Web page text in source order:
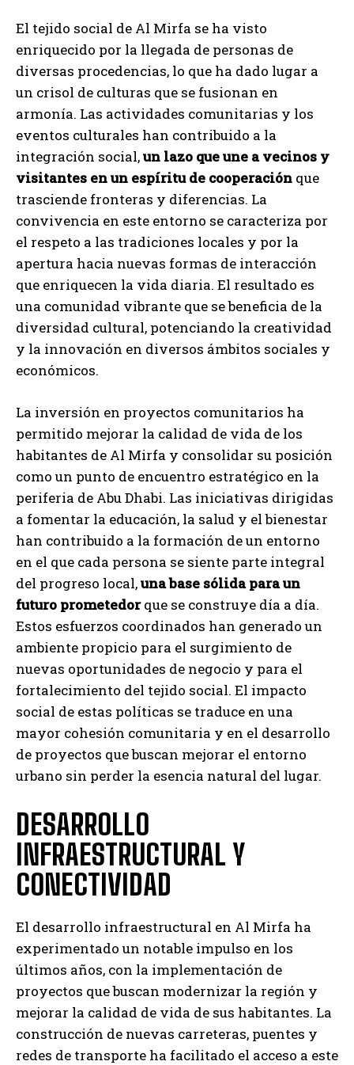
El tejido social de Al Mirfa se ha visto
enriquecido por la llegada de personas de
diversas procedencias, lo que ha dado lugar a
un crisol de culturas que se fusionan en
armonía. Las actividades comunitarias y los
eventos culturales han contribuido a la
integración social,un lazo que une a vecinos y
visitantes en un espíritu de cooperación que
trasciende fronteras y diferencias. La
convivencia en este entorno se caracteriza por
el respeto a las tradiciones locales y por la
apertura hacia nuevas formas de interacción
que enriquecen la vida diaria. El resultado es
una comunidad vibrante que se beneficia de la
diversidad cultural, potenciando la creatividad
y la innovación en diversos ámbitos sociales y
económicos.
La inversión en proyectos comunitarios ha
permitido mejorar la calidad de vida de los
habitantes de Al Mirfa y consolidar su posición
como un punto de encuentro estratégico en la
periferia de Abu Dhabi. Las iniciativas dirigidas
a fomentar la educación, la salud y el bienestar
han contribuido a la formación de un entorno
en el que cada persona se siente parte integral
del progreso local,una base sólida para un
futuro prometedorque se construye día a día.
Estos esfuerzos coordinados han generado un
ambiente propicio para el surgimiento de
nuevas oportunidades de negocio y para el
fortalecimiento del tejido social. El impacto
social de estas políticas se traduce en una
mayor cohesión comunitaria y en el desarrollo
de proyectos que buscan mejorar el entorno
urbano sin perder la esencia natural del lugar.
DESARROLLO
INFRAESTRUCTURAL Y
CONECTIVIDAD
El desarrollo infraestructural en Al Mirfa ha
experimentado un notable impulso en los
últimos años, con la implementación de
proyectos que buscan modernizar la región y
mejorar la calidad de vida de sus habitantes. La
construcción de nuevas carreteras, puentes y
redes de transporte ha facilitado el acceso a este